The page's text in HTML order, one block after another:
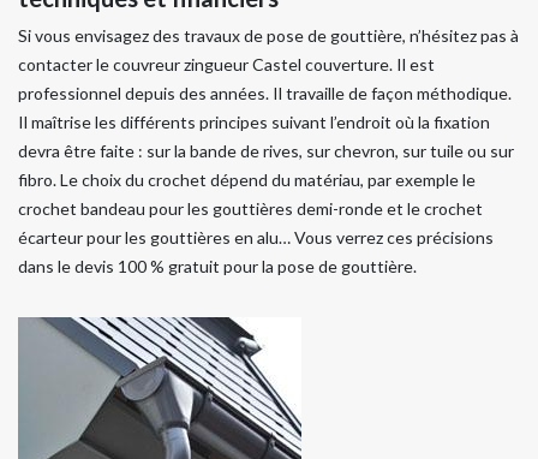
Si vous envisagez des travaux de pose de gouttière, n’hésitez pas à
contacter le couvreur zingueur Castel couverture. Il est
professionnel depuis des années. Il travaille de façon méthodique.
Il maîtrise les différents principes suivant l’endroit où la fixation
devra être faite : sur la bande de rives, sur chevron, sur tuile ou sur
fibro. Le choix du crochet dépend du matériau, par exemple le
crochet bandeau pour les gouttières demi-ronde et le crochet
écarteur pour les gouttières en alu… Vous verrez ces précisions
dans le devis 100 % gratuit pour la pose de gouttière.